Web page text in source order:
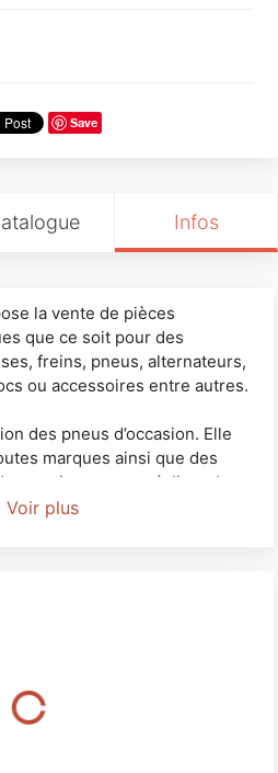
Save
Infos
la vente de pièces
que ce soit pour des
freins, pneus, alternateurs,
ou accessoires entre autres.
des pneus d’occasion. Elle
marques ainsi que des
et peut réaliser des
Voir plus